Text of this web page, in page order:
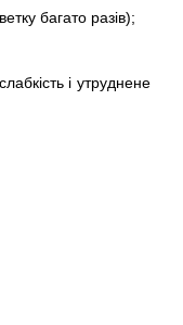
багато разів);
і утруднене